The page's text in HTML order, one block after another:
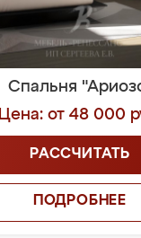
Спальня
Цена: от 48 000
РАССЧИТАТЬ
ПОДРОБНЕЕ